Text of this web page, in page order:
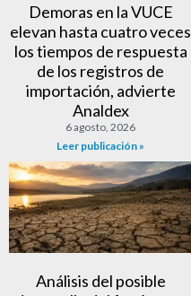
Demoras en la VUCE
elevan hasta cuatro veces
los tiempos de respuesta
de los registros de
importación, advierte
Analdex
6 agosto, 2026
Leer publicación »
Análisis del posible